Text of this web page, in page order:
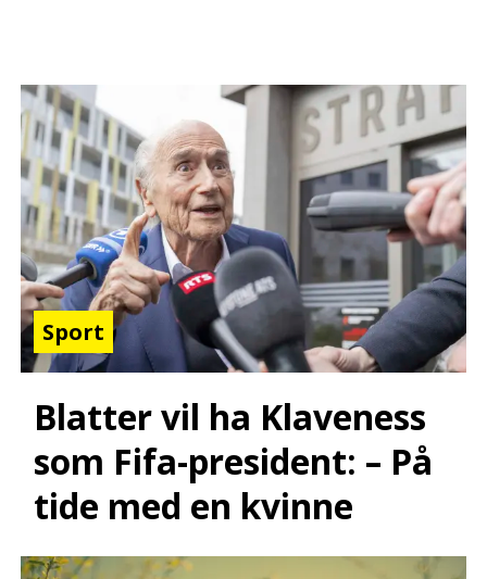
Sport
Blatter vil ha Klaveness
som Fifa-president: – På
tide med en kvinne